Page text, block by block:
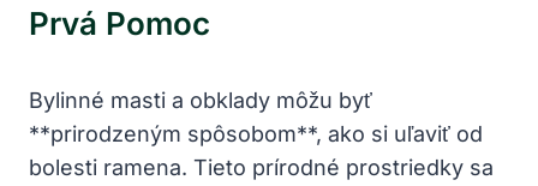
Prvá Pomoc
Bylinné masti a obklady môžu byť
**prirodzeným spôsobom**, ako si uľaviť od
bolesti ramena. Tieto prírodné prostriedky sa